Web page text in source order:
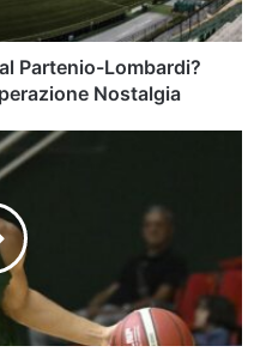
Partenio-Lombardi?
Nostalgia